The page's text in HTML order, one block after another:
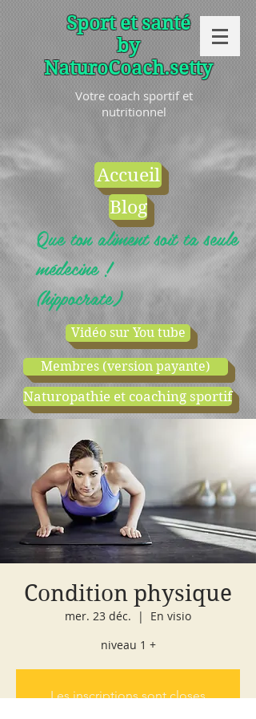
Sport et santé
by
NaturoCoach.setty
Votre coach sportif et
nutritionnel
Accueil
Blog
Que ton aliment soit ta seule
médecine !
(hippocrate)
Vidéo sur You tube
Membres (version payante)
Naturopathie et coaching sportif
cours d'essai
Condition physique
mer. 23 déc.
  |
En visio
niveau 1 +
Les inscriptions sont closes